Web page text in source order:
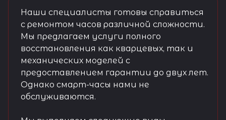
Наши специалисты готовы справиться
с ремонтом часов различной сложности.
Мы предлагаем услуги полного
восстановления как кварцевых, так и
механических моделей с
предоставлением гарантии до двух лет.
Однако смарт-часы нами не
обслуживаются.